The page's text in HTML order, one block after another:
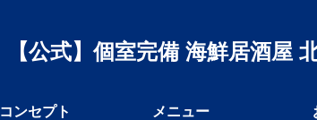
【公式】個室完備 海鮮居酒屋
コンセプト メニュー